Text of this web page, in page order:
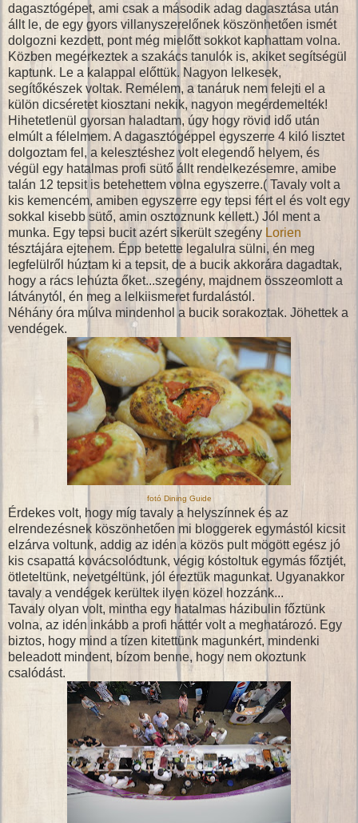
dagasztógépet, ami csak a második adag dagasztása után
állt le, de egy gyors villanyszerelőnek köszönhetően ismét
dolgozni kezdett, pont még mielőtt sokkot kaphattam volna.
Közben megérkeztek a szakács tanulók is, akiket segítségül
kaptunk. Le a kalappal előttük. Nagyon lelkesek,
segítőkészek voltak. Remélem, a tanáruk nem felejti el a
külön dicséretet kiosztani nekik, nagyon megérdemelték!
Hihetetlenül gyorsan haladtam, úgy hogy rövid idő után
elmúlt a félelmem. A dagasztógéppel egyszerre 4 kiló lisztet
dolgoztam fel, a kelesztéshez volt elegendő helyem, és
végül egy hatalmas profi sütő állt rendelkezésemre, amibe
talán 12 tepsit is betehettem volna egyszerre.( Tavaly volt a
kis kemencém, amiben egyszerre egy tepsi fért el és volt egy
sokkal kisebb sütő, amin osztoznunk kellett.) Jól ment a
munka. Egy tepsi bucit azért sikerült szegény Lorien
tésztájára ejtenem. Épp betette legalulra sülni, én meg
legfelülről húztam ki a tepsit, de a bucik akkorára dagadtak,
hogy a rács lehúzta őket...szegény, majdnem összeomlott a
látványtól, én meg a lelkiismeret furdalástól.
Néhány óra múlva mindenhol a bucik sorakoztak. Jöhettek a
vendégek.
fotó Dining Guide
Érdekes volt, hogy míg tavaly a helyszínnek és az
elrendezésnek köszönhetően mi bloggerek egymástól kicsit
elzárva voltunk, addig az idén a közös pult mögött egész jó
kis csapattá kovácsolódtunk, végig kóstoltuk egymás főztjét,
ötleteltünk, nevetgéltünk, jól éreztük magunkat. Ugyanakkor
tavaly a vendégek kerültek ilyen közel hozzánk...
Tavaly olyan volt, mintha egy hatalmas házibulin főztünk
volna, az idén inkább a profi háttér volt a meghatározó. Egy
biztos, hogy mind a tízen kitettünk magunkért, mindenki
beleadott mindent, bízom benne, hogy nem okoztunk
csalódást.